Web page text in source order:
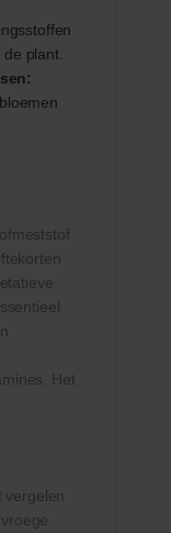
plant.
Het
vergelen